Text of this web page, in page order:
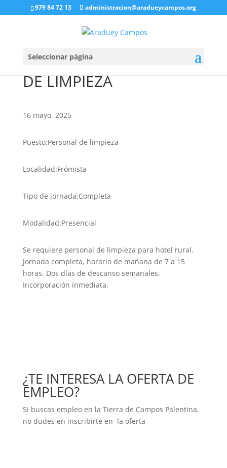
979 84 72 13 administracion@aradueycampos.org
Seleccionar página
BUSCAMOS PERSONAL
DE LIMPIEZA
16 mayo, 2025
Puesto:Personal de limpieza
Localidad:Frómista
Tipo de jornada:Completa
Modalidad:Presencial
Se requiere personal de limpieza para hotel rural.
Jornada completa, horario de mañana de 7 a 15
horas. Dos días de descanso semanales.
Incorporación inmediata.
¿TE INTERESA LA OFERTA DE
EMPLEO?
Si buscas empleo en la Tierra de Campos Palentina,
no dudes en inscribirte en la oferta